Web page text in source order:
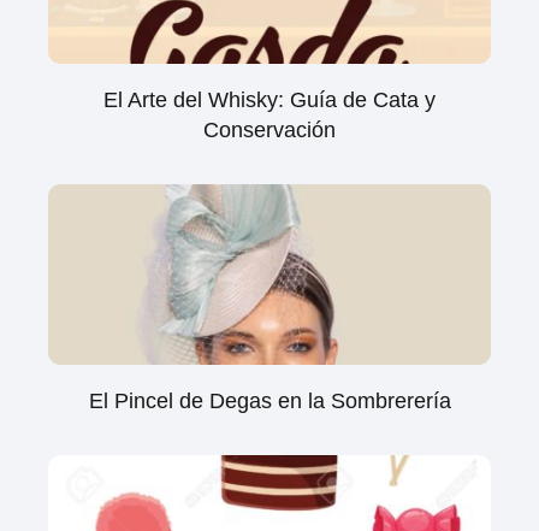
El Arte del Whisky: Guía de Cata y
Conservación
El Pincel de Degas en la Sombrerería